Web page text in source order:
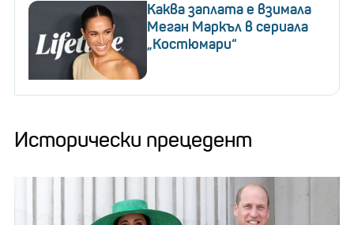
Каква заплата е взимала
Меган Маркъл в сериала
„Костюмари“
Исторически прецедент